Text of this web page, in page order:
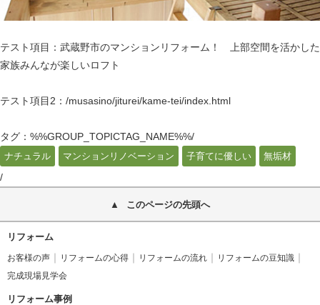
テスト項目：武蔵野市のマンションリフォーム！ 上部空間を活かした
家族みんなが楽しいロフト
テスト項目2：/musasino/jiturei/kame-tei/index.html
タグ：%%GROUP_TOPICTAG_NAME%%/
ナチュラル マンションリノベーション 子育てに優しい 無垢材
/
このページの先頭へ
リフォーム
お客様の声 リフォームの心得 リフォームの流れ
リフォームの豆知識
完成現場見学会
リフォーム事例